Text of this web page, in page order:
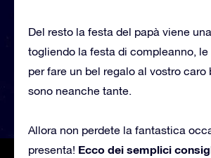
Del resto la festa del papà viene
togliendo la festa di compleanno, le
per fare un bel regalo al vostro caro
sono neanche tante.
Allora non perdete la fantastica
presenta! Ecco dei semplici